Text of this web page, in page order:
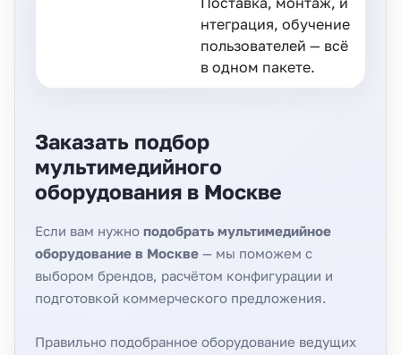
нтеграция, обучение
пользователей — всё
в одном пакете.
Заказать подбор
мультимедийного
оборудования в Москве
Если вам нужно подобрать мультимедийное
оборудование в Москве — мы поможем с
выбором брендов, расчётом конфигурации и
подготовкой коммерческого предложения.
Правильно подобранное оборудование ведущих